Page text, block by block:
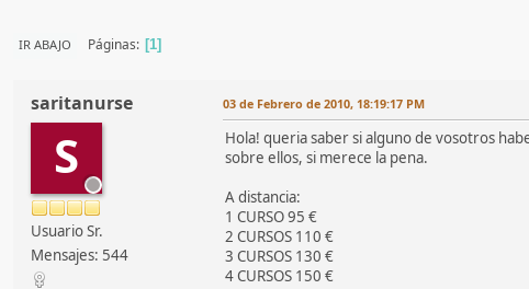
IR ABAJO Páginas 1
saritanurse
S
Usuario Sr.
Mensajes: 544
03 de Febrero de 2010, 18:19:17 PM
Hola! queria saber si alguno de vosotros
sobre ellos, si merece la pena.
A distancia:
1 CURSO 95 €
2 CURSOS 110 €
3 CURSOS 130 €
4 CURSOS 150 €